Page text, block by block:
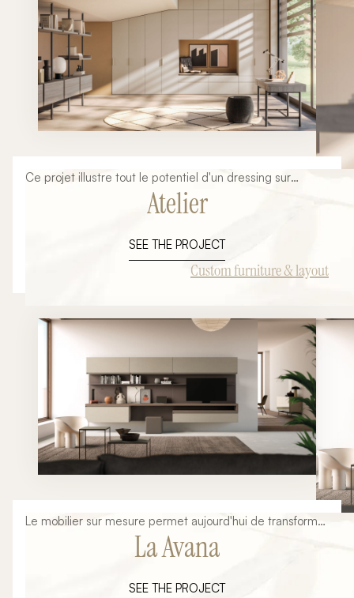
se rencontrent. Cette inspiration issue de l'univers
Armony Cucine démontre les nombreuses possibilités
offertes par la cuisine italienne sur mesure. Chaque
projet peut être entièrement personnalisé afin de
répondre aux habitudes de vie, aux contraintes
architecturales et aux envies de chaque client.
Ce projet illustre tout le potentiel d'un dressing sur
mesure conçu sous pente. Souvent considérés comme
difficiles à aménager, les espaces situés sous les
rangement lorsqu'ils font l'objet d'une conception
adaptée. L'objectif de cette réalisation était de
transformer une zone sous toiture en un espace élégant,
entièrement personnalisé, chaque volume disponible est
exploité afin de créer un dressing confortable, esthétique
et durable. Pensé dans les moindres détails, cet
aménagement associe rangements, penderies et
espaces accessoires dans une composition harmonieuse
qui s'intègre naturellement à l'architecture du lieu.
Atelier
SEE THE PROJECT
Custom furniture & layout
Le mobilier sur mesure permet aujourd'hui de transformer
un simple mur en véritable élément d'architecture
intérieure. Cette réalisation illustre parfaitement la
apporter à la fois du caractère, des rangements et une
La Avana
SEE THE PROJECT